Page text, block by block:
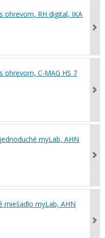
ohrevom, RH digital, IKA
ohrevom, C-MAG HS 7
myLab, AHN
miešadlo myLab, AHN